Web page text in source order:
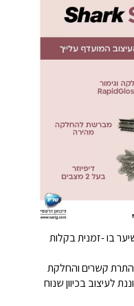
בו -זמנית בקלות
התרת קשרים והחלקת
לעיצוב בכיוון שנוח